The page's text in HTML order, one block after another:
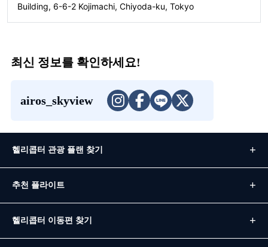
Building, 6-6-2 Kojimachi, Chiyoda-ku, Tokyo
최신 정보를 확인하세요!
airos_skyview
헬리콥터 관광 플랜 찾기
추천 플라이트
헬리콥터 이동편 찾기